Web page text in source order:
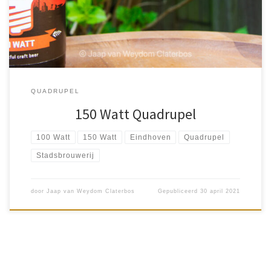
QUADRUPEL
150 Watt Quadrupel
100 Watt 150 Watt Eindhoven Quadrupel
Stadsbrouwerij
door Jaap van Weydom Claterbos Gepubliceerd30 april 2021